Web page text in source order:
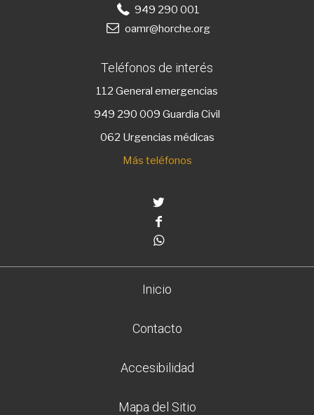
949 290 001
oamr@horche.org
Teléfonos de interés
112 General emergencias
949 290 009 Guardia Civil
062 Urgencias médicas
Más teléfonos
Inicio
Contacto
Accesibilidad
Mapa del Sitio